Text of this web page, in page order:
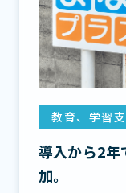
教育、学習
導入から2年
加。